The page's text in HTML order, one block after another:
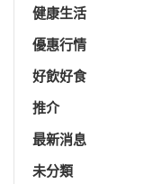
健康生活
優惠行情
好飲好食
推介
最新消息
未分類